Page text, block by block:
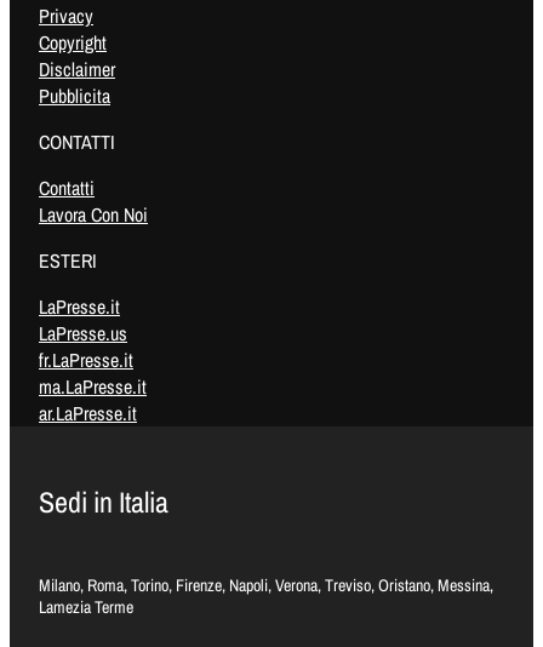
Privacy
Copyright
Disclaimer
Pubblicita
CONTATTI
Contatti
Lavora Con Noi
ESTERI
LaPresse.it
LaPresse.us
fr.LaPresse.it
ma.LaPresse.it
ar.LaPresse.it
Sedi in Italia
Milano, Roma, Torino, Firenze, Napoli, Verona, Treviso, Oristano, Messina,
Lamezia Terme